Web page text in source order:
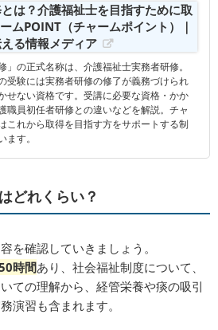
は？介護福祉士を目指すために取
ムPOINT（チャームポイント）｜
る情報メディア
」の正式名称は、介護福祉士実務者研修。
受験には実務者研修の修了が義務づけられ
せない資格です。受講に必要な資格・かか
職員初任者研修との違いなどを解説。チャ
これから取得を目指す方をサポートする制
ます。
どれくらい？
を確認していきましょう。
時間あり、社会福祉制度について、
ての理解から、経管栄養や痰の吸引
演習も含まれます。